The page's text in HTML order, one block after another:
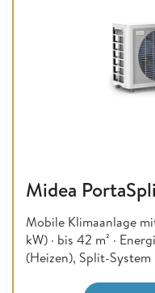
Midea
Mobile Klimaanlage
kW) · bis 42 m² ·
(Heizen), Split-